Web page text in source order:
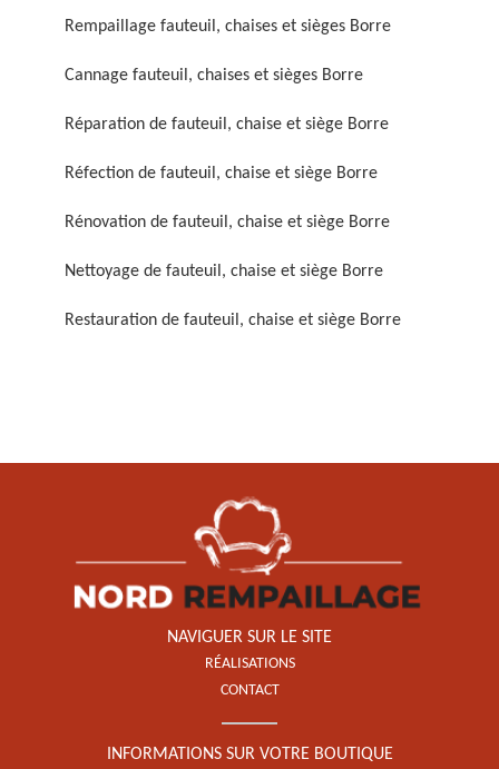
Rénovation de fauteuil,
Nettoyage de fauteuil,
Rempaillage fauteuil, chaises et sièges Borre
Cannage fauteuil, chaises et sièges Borre
Réparation de fauteuil, chaise et siège Borre
Réfection de fauteuil, chaise et siège Borre
Rénovation de fauteuil, chaise et siège Borre
Nettoyage de fauteuil, chaise et siège Borre
Restauration de fauteuil, chaise et siège Borre
NAVIGUER SUR LE SITE
RÉALISATIONS
CONTACT
INFORMATIONS SUR VOTRE BOUTIQUE